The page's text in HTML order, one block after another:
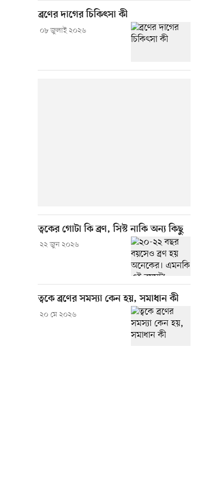
ব্রণের দাগের চিকিৎসা কী
০৮ জুলাই ২০২৬
ত্বকের গোটা কি ব্রণ, সিস্ট নাকি অন্য কিছু
২২ জুন ২০২৬
ত্বকে ব্রণের সমস্যা কেন হয়, সমাধান কী
২০ মে ২০২৬